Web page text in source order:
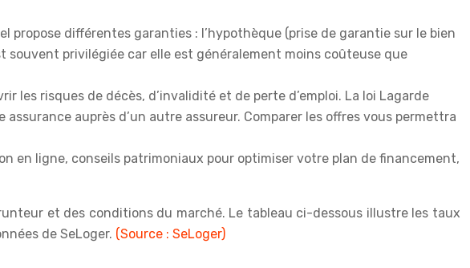
différentes garanties : l’hypothèque (prise de garantie sur le bien
privilégiée car elle est généralement moins coûteuse que
les risques de décès, d’invalidité et de perte d’emploi. La loi Lagarde
auprès d’un autre assureur. Comparer les offres vous permettra
en ligne, conseils patrimoniaux pour optimiser votre plan de financement,
et des conditions du marché. Le tableau ci-dessous illustre les taux
de SeLoger. (Source : SeLoger)